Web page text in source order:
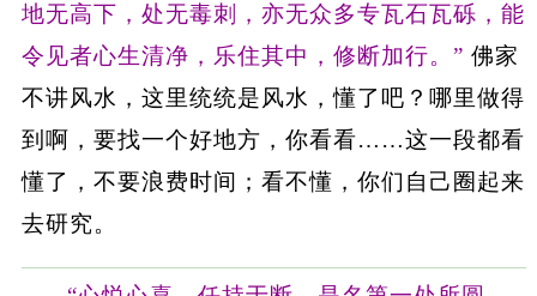
地无高下，处无毒刺，亦无众多专瓦石瓦砾，能
令见者心生清净，乐住其中，修断加行。” 佛家
不讲风水，这里统统是风水，懂了吧？哪里做得
到啊，要找一个好地方，你看看……这一段都看
懂了，不要浪费时间；看不懂，你们自己圈起来
去研究。